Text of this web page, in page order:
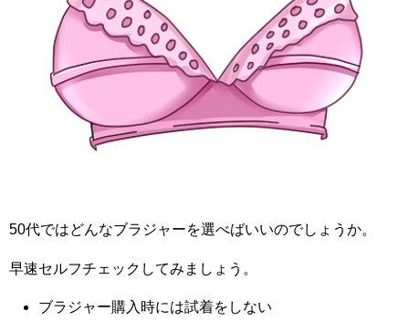
50代ではどんなブラジャーを選べばいいのでしょうか。
早速セルフチェックしてみましょう。
ブラジャー購入時には試着をしない